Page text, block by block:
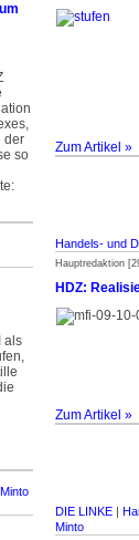
der
so
Zum Artikel »
als
Handels- und
Hauptredaktion
HDZ:
Zum Artikel »
DIE LINKE |
Minto